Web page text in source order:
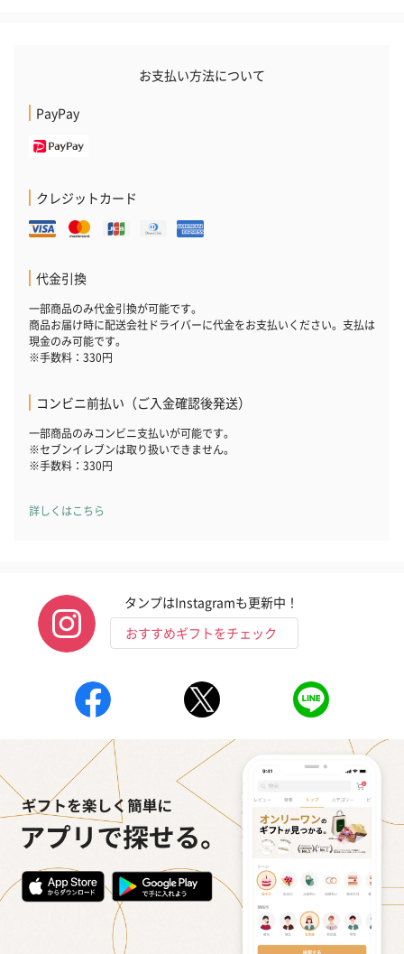
お支払い方法について
PayPay
クレジットカード
代金引換
一部商品のみ代金引換が可能です。
商品お届け時に配送会社ドライバーに代金をお支払いください。支払は
現金のみ可能です。
※手数料：330円
コンビニ前払い（ご入金確認後発送）
一部商品のみコンビニ支払いが可能です。
※セブンイレブンは取り扱いできません。
※手数料：330円
詳しくはこちら
タンプはInstagramも更新中！
おすすめギフトをチェック